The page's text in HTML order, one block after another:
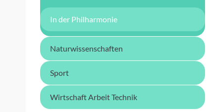
In der Philharmonie
Naturwissenschaften
Sport
Wirtschaft Arbeit Technik